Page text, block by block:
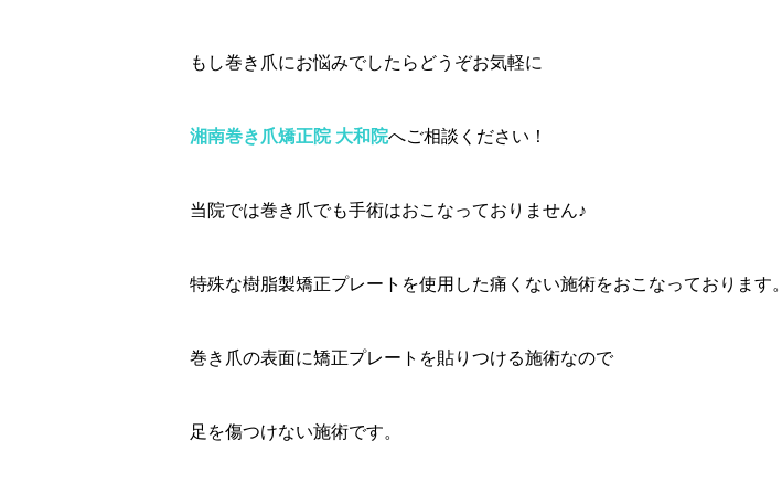
もし巻き爪にお悩みでしたらどうぞお気軽に
湘南巻き爪矯正院 大和院へご相談ください！
当院では巻き爪でも手術はおこなっておりません♪
特殊な樹脂製矯正プレートを使用した痛くない施術をおこなっております。
巻き爪の表面に矯正プレートを貼りつける施術なので
足を傷つけない施術です。